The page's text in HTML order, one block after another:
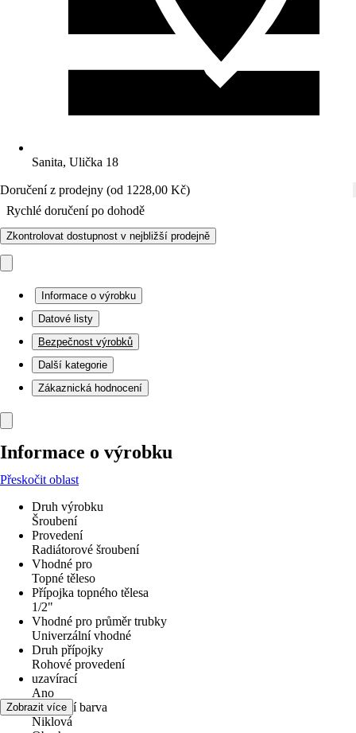
Sanita, Ulička 18
Doručení z prodejny (od 1228,00 Kč)
Rychlé doručení po dohodě
Zkontrolovat dostupnost v nejbližší prodejně
Informace o výrobku
Datové listy
Bezpečnost výrobků
Další kategorie
Zákaznická hodnocení
Informace o výrobku
Přeskočit oblast
Druh výrobku
Šroubení
Provedení
Radiátorové šroubení
Vhodné pro
Topné těleso
Přípojka topného tělesa
1/2"
Vhodné pro průměr trubky
Univerzální vhodné
Druh přípojky
Rohové provedení
uzavírací
Ano
Základní barva
Niklová
Zobrazit více